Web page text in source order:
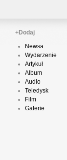
+Dodaj
Newsa
Wydarzenie
Artykuł
Album
Audio
Teledysk
Film
Galerie